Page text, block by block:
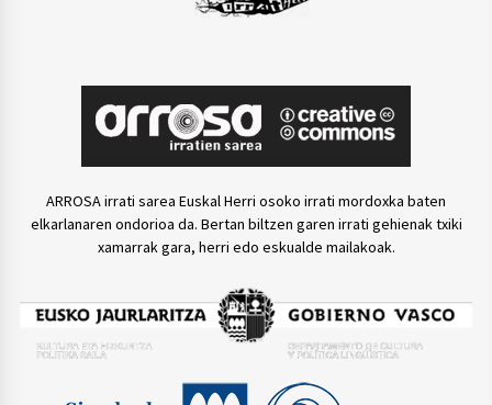
ARROSA irrati sarea Euskal Herri osoko irrati mordoxka baten
elkarlanaren ondorioa da. Bertan biltzen garen irrati gehienak txiki
xamarrak gara, herri edo eskualde mailakoak.